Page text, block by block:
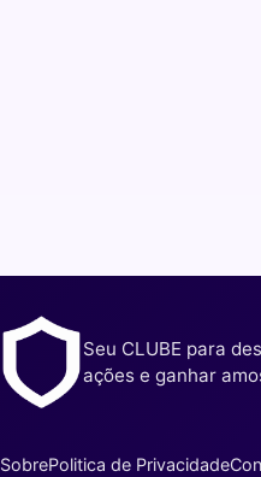
Seu CLUBE para
ações e ganhar
SobrePolitica de Privacidade